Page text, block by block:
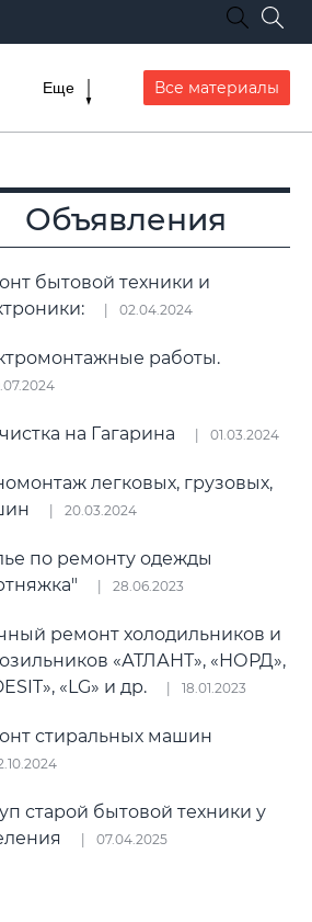
Еще Все материалы
Объявления
бытовой техники и
02.04.2024
работы.
на Гагарина 01.03.2024
легковых, грузовых,
20.03.2024
по ремонту одежды
28.06.2023
ремонт холодильников и
«АТЛАНТ», «НОРД»,
«LG» и др.
18.01.2023
стиральных машин
старой бытовой техники у
07.04.2025